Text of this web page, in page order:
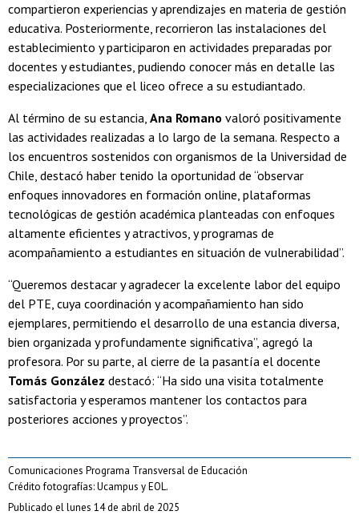
compartieron experiencias y aprendizajes en materia de gestión
educativa. Posteriormente, recorrieron las instalaciones del
establecimiento y participaron en actividades preparadas por
docentes y estudiantes, pudiendo conocer más en detalle las
especializaciones que el liceo ofrece a su estudiantado.
Al término de su estancia, Ana Romano valoró positivamente
las actividades realizadas a lo largo de la semana. Respecto a
los encuentros sostenidos con organismos de la Universidad de
Chile, destacó haber tenido la oportunidad de “observar
enfoques innovadores en formación online, plataformas
tecnológicas de gestión académica planteadas con enfoques
altamente eficientes y atractivos, y programas de
acompañamiento a estudiantes en situación de vulnerabilidad”.
“Queremos destacar y agradecer la excelente labor del equipo
del PTE, cuya coordinación y acompañamiento han sido
ejemplares, permitiendo el desarrollo de una estancia diversa,
bien organizada y profundamente significativa”, agregó la
profesora. Por su parte, al cierre de la pasantía el docente
Tomás González destacó: “Ha sido una visita totalmente
satisfactoria y esperamos mantener los contactos para
posteriores acciones y proyectos”.
Comunicaciones Programa Transversal de Educación
Crédito fotografías: Ucampus y EOL.
Publicado el lunes 14 de abril de 2025